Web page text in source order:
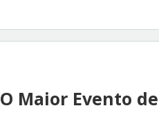
O Maior Evento